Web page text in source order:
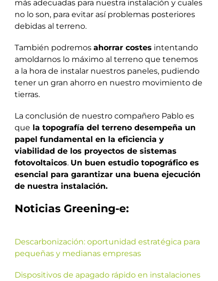
más adecuadas para nuestra instalación y cuales
no lo son, para evitar así problemas posteriores
debidas al terreno.
También podremos ahorrar costes intentando
amoldarnos lo máximo al terreno que tenemos
a la hora de instalar nuestros paneles, pudiendo
tener un gran ahorro en nuestro movimiento de
tierras.
La conclusión de nuestro compañero Pablo es
que la topografía del terreno desempeña un
papel fundamental en la eficiencia y
viabilidad de los proyectos de sistemas
fotovoltaicos. Un buen estudio topográfico es
esencial para garantizar una buena ejecución
de nuestra instalación.
Noticias Greening-e:
Descarbonización: oportunidad estratégica para
pequeñas y medianas empresas
Dispositivos de apagado rápido en instalaciones